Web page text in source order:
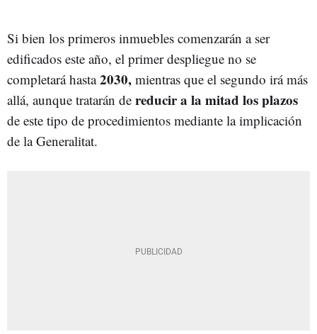
Si bien los primeros inmuebles comenzarán a ser
edificados este año, el primer despliegue no se
completará hasta2030, mientras que el segundo irá más
allá, aunque tratarán de reducir a la mitad los plazos
de este tipo de procedimientos mediante la implicación
de la Generalitat.